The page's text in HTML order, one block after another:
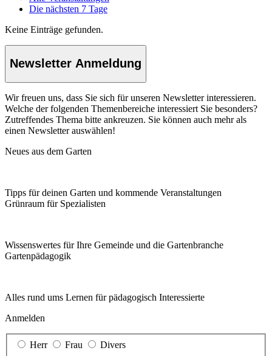
Die nächsten 7 Tage
Keine Einträge gefunden.
Newsletter Anmeldung
Wir freuen uns, dass Sie sich für unseren Newsletter interessieren.
Welche der folgenden Themenbereiche interessiert Sie besonders?
Zutreffendes Thema bitte ankreuzen. Sie können auch mehr als
einen Newsletter auswählen!
Neues aus dem Garten
Tipps für deinen Garten und kommende Veranstaltungen
Grünraum für Spezialisten
Wissenswertes für Ihre Gemeinde und die Gartenbranche
Garten­pädagogik
Alles rund ums Lernen für pädagogisch Interessierte
Anmelden
Herr Frau
Divers